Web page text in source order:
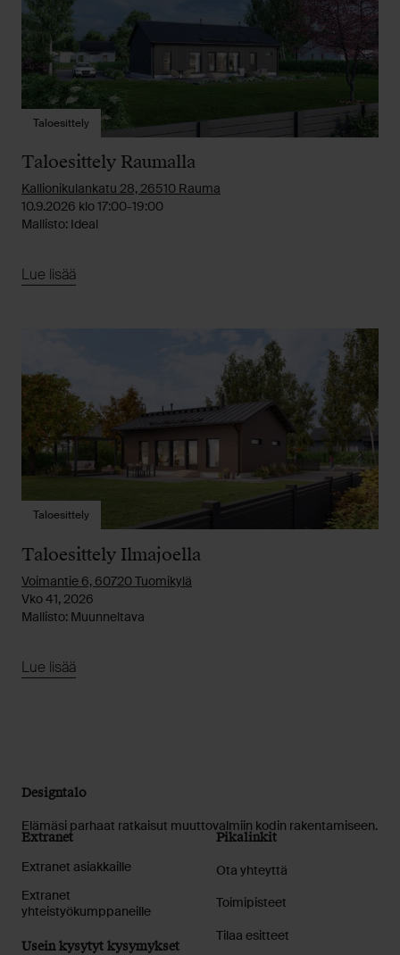
Taloesittely
Taloesittely Raumalla
Kallionikulankatu 28, 26510 Rauma
10.9.2026 klo 17:00-19:00
Mallisto: Ideal
Lue lisää
Taloesittely
Taloesittely Ilmajoella
Voimantie 6, 60720 Tuomikylä
Vko 41, 2026
Mallisto: Muunneltava
Lue lisää
Designtalo
Elämäsi parhaat ratkaisut muuttovalmiin kodin rakentamiseen.
Extranet
Extranet asiakkaille
Extranet
yhteistyökumppaneille
Usein kysytyt kysymykset
Pikalinkit
Ota yhteyttä
Toimipisteet
Tilaa esitteet